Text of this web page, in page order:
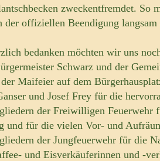
zweckentfremdet. So
der offiziellen Beendigung langsam
bedanken möchten wir uns
Schwarz und der
Maifeier auf dem
und Josef Frey für die
der Freiwilligen Feuerwehr
und für die vielen Vor- und
der Jungfeuerwehr für die
und Eisverkäuferinnen und -